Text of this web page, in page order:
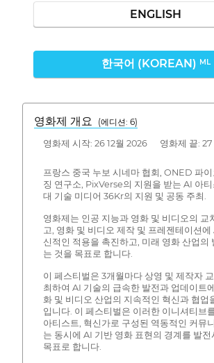
ENGLISH
한국어 (KOREAN) ML
영화제 개요 (에디션: 6)
영화제 시작: 26 12월 2026 영화제 끝: 27
프랑스 중국 누보 시네마 협회, ONED 파
징 연구소, PixVerse의 지원을 받는 AI 아티
대 기술 미디어 36Kr의 지원 및 공동 주최.
영화제는 인공 지능과 영화 및 비디오의 교
고, 영화 및 비디오 제작 및 프레젠테이션에
신적인 적용을 촉진하고, 미래 영화 산업의
는 것을 목표로 합니다.
이 페스티벌은 3개월마다 상영 및 제작자
최하여 AI 기술의 급속한 발전과 업데이트
화 및 비디오 산업의 지속적인 혁신과 협업
입니다. 이 페스티벌은 이러한 이니셔티브
아티스트, 혁신가로 구성된 역동적인 커뮤
는 동시에 AI 기반 영화 표현의 경계를 발전
목표로 합니다.